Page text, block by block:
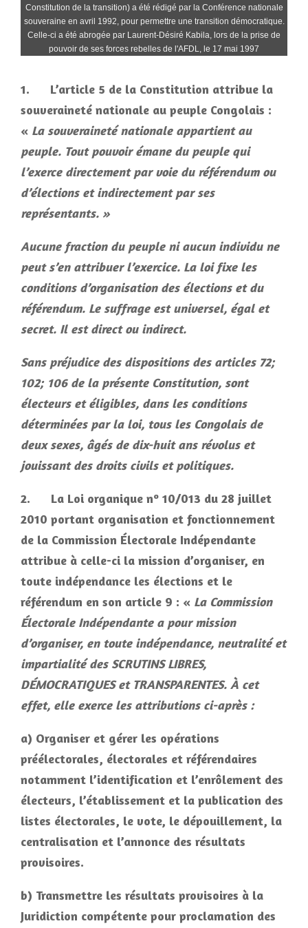
Constitution de la transition) a été rédigé par la Conférence nationale
souveraine en avril 1992, pour permettre une transition démocratique.
Celle-ci a été abrogée par Laurent-Désiré Kabila, lors de la prise de
pouvoir de ses forces rebelles de l'AFDL, le 17 mai 1997
1. L’article 5 de la Constitution attribue la
souveraineté nationale au peuple Congolais :
« La souveraineté nationale appartient au
peuple. Tout pouvoir émane du peuple qui
l’exerce directement par voie du référendum ou
d’élections et indirectement par ses
représentants. »
Aucune fraction du peuple ni aucun individu ne
peut s’en attribuer l’exercice. La loi fixe les
conditions d’organisation des élections et du
référendum. Le suffrage est universel, égal et
secret. Il est direct ou indirect.
Sans préjudice des dispositions des articles 72;
102; 106 de la présente Constitution, sont
électeurs et éligibles, dans les conditions
déterminées par la loi, tous les Congolais de
deux sexes, âgés de dix-huit ans révolus et
jouissant des droits civils et politiques.
2. La Loi organique nº 10/013 du 28 juillet
2010 portant organisation et fonctionnement
de la Commission Électorale Indépendante
attribue à celle-ci la mission d’organiser, en
toute indépendance les élections et le
référendum en son article 9 : « La Commission
Électorale Indépendante a pour mission
d’organiser, en toute indépendance, neutralité et
impartialité des SCRUTINS LIBRES,
DÉMOCRATIQUES et TRANSPARENTES. À cet
effet, elle exerce les attributions ci-après :
a) Organiser et gérer les opérations
préélectorales, électorales et référendaires
notamment l’identification et l’enrôlement des
électeurs, l’établissement et la publication des
listes électorales, le vote, le dépouillement, la
centralisation et l’annonce des résultats
provisoires.
b) Transmettre les résultats provisoires à la
Juridiction compétente pour proclamation des